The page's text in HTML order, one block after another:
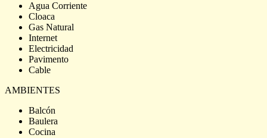
Agua Corriente
Cloaca
Gas Natural
Internet
Electricidad
Pavimento
Cable
AMBIENTES
Balcón
Baulera
Cocina